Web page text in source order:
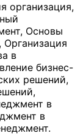
организация,
Основы
Организация
в
бизнес-
решений,
в
в